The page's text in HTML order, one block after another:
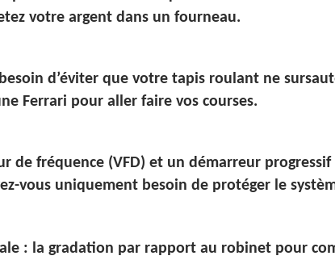
votre argent dans un fourneau.
d’éviter que votre tapis roulant ne
Ferrari pour aller faire vos courses.
de fréquence (VFD) et un démarreur
vous uniquement besoin de protéger le
: la gradation par rapport au robinet pour